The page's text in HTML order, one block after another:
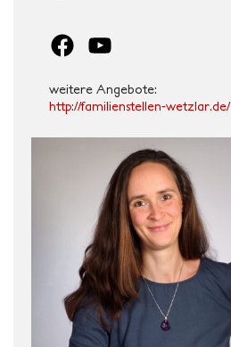
F
c
e
o
Y
u
T
b
weitere Angebote:
http://familienstellen-wetzlar.de/